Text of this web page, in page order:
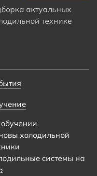
актуальных
технике
холодильной
системы на